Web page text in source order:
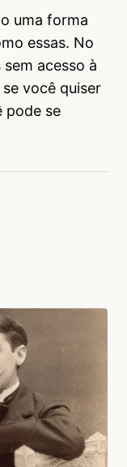
uma forma
essas. No
acesso à
você quiser
pode se
em Conquista.
viver sem